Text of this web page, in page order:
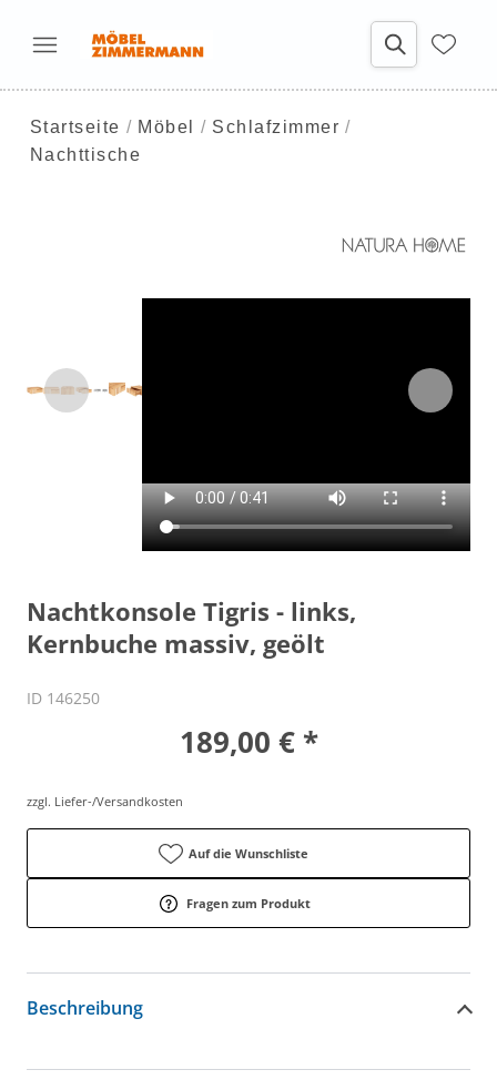
Startseite Möbel
Schlafzimmer
Nachttische
Nachtkonsole Tigris - links,
Kernbuche massiv, geölt
ID 146250
189,00 € *
zzgl. Liefer-/Versandkosten
Auf die Wunschliste
Fragen zum Produkt
Beschreibung